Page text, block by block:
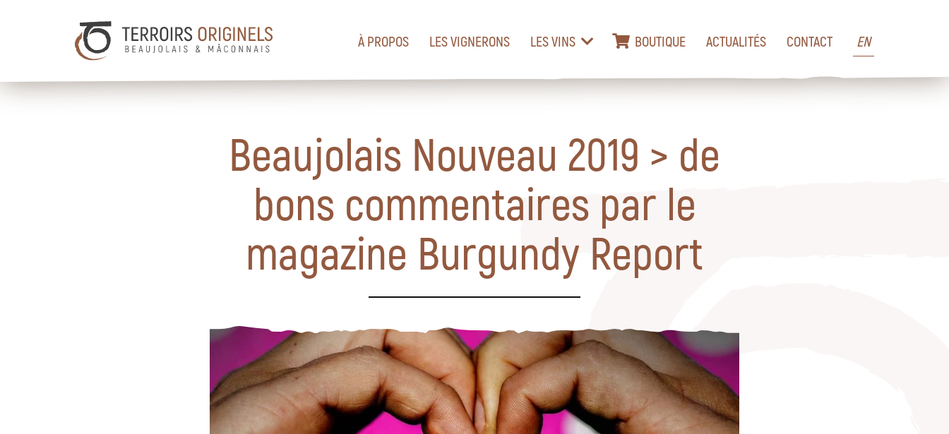
À PROPOS LES VIGNERONS LES VINS BOUTIQUE ACTUALITÉS CONTACT EN
Beaujolais Nouveau 2019 > de
bons commentaires par le
magazine Burgundy Report